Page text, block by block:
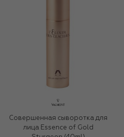
Совершенная сыворотка для
лица Essence of Gold